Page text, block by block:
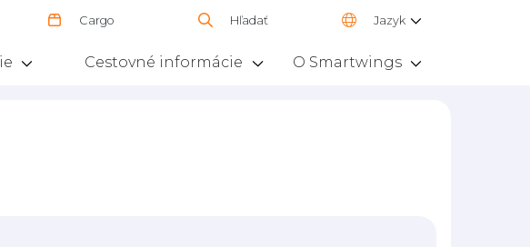
Cargo Hľadať Jazyk
Cestovné informácie O Smartwings